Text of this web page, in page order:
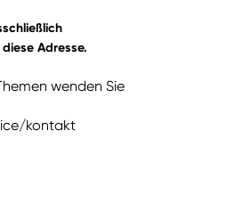
Adresse.
wenden Sie
kontakt